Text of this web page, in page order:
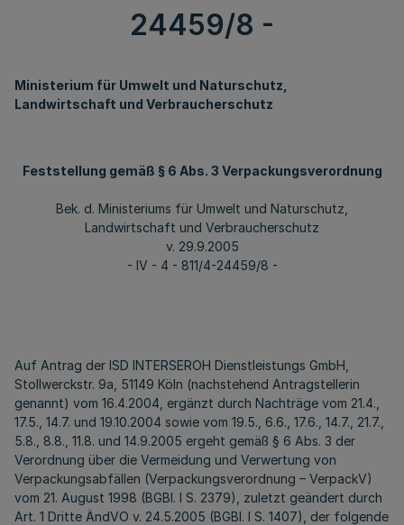
24459/8 -
Ministerium für Umwelt und Naturschutz,
Landwirtschaft und Verbraucherschutz
Feststellung gemäß § 6 Abs. 3 Verpackungsverordnung
Bek. d. Ministeriums für Umwelt und Naturschutz,
Landwirtschaft und Verbraucherschutz
v. 29.9.2005
- IV - 4 - 811/4-24459/8 -
Auf Antrag der ISD INTERSEROH Dienstleistungs GmbH,
Stollwerckstr. 9a, 51149 Köln (nachstehend Antragstellerin
genannt) vom 16.4.2004, ergänzt durch Nachträge vom 21.4.,
17.5., 14.7. und 19.10.2004 sowie vom 19.5., 6.6., 17.6., 14.7., 21.7.,
5.8., 8.8., 11.8. und 14.9.2005 ergeht gemäß § 6 Abs. 3 der
Verordnung über die Vermeidung und Verwertung von
Verpackungsabfällen (Verpackungsverordnung – VerpackV)
vom 21. August 1998 (BGBl. I S. 2379), zuletzt geändert durch
Art. 1 Dritte ÄndVO v. 24.5.2005 (BGBl. I S. 1407), der folgende